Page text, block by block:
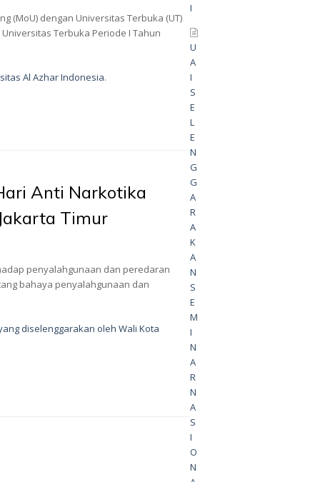
(MoU) dengan Universitas Terbuka (UT)
Terbuka Periode I Tahun
Al Azhar Indonesia.
Anti Narkotika
Timur
penyalahgunaan dan peredaran
bahaya penyalahgunaan dan
diselenggarakan oleh Wali Kota
I
U
A
I
S
E
L
E
N
G
G
A
R
A
K
A
N
S
E
M
I
N
A
R
N
A
S
I
O
N